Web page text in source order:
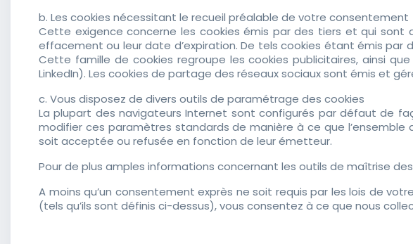
b. Les cookies nécessitant le recueil préalable de votre consentement
Cette exigence concerne les cookies émis par des tiers et qui sont
effacement ou leur date d’expiration. De tels cookies étant émis
Cette famille de cookies regroupe les cookies publicitaires, ainsi
LinkedIn). Les cookies de partage des réseaux sociaux sont émis et
c. Vous disposez de divers outils de paramétrage des cookies
La plupart des navigateurs Internet sont configurés par défaut de
modifier ces paramètres standards de manière à ce que
soit acceptée ou refusée en fonction de leur émetteur.
Pour de plus amples informations concernant les outils de maîtrise
A moins qu’un consentement exprès ne soit requis par les lois de
(tels qu’ils sont définis ci-dessus), vous consentez à ce que nous